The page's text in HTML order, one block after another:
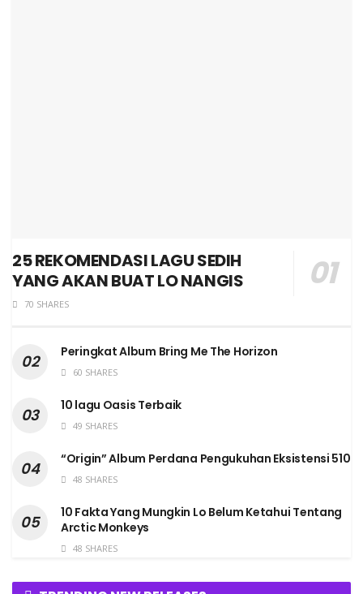
25 REKOMENDASI LAGU SEDIH
YANG AKAN BUAT LO NANGIS
70 SHARES
Peringkat Album Bring Me The Horizon
60 SHARES
10 lagu Oasis Terbaik
49 SHARES
“Origin” Album Perdana Pengukuhan Eksistensi 510
48 SHARES
10 Fakta Yang Mungkin Lo Belum Ketahui Tentang
Arctic Monkeys
48 SHARES